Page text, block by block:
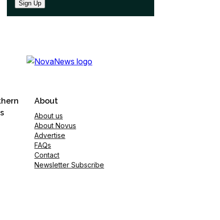
Sign Up
About
About us
About Novus
Advertise
FAQs
Contact
Newsletter Subscribe